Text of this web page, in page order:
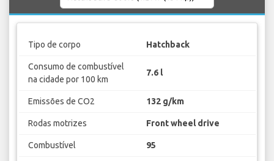
Tipo de corpo Hatchback
Consumo de combustível
na cidade por 100 km
7.6 l
Emissões de CO2 132 g/km
Rodas motrizes Front wheel drive
Combustível 95